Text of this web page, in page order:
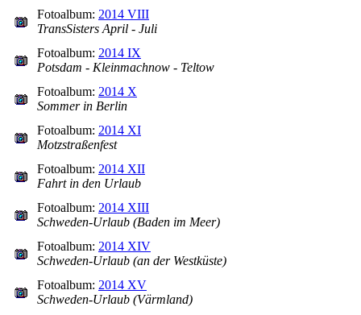
Fotoalbum: 2014 VIII
TransSisters April - Juli
Fotoalbum: 2014 IX
Potsdam - Kleinmachnow - Teltow
Fotoalbum: 2014 X
Sommer in Berlin
Fotoalbum: 2014 XI
Motzstraßenfest
Fotoalbum: 2014 XII
Fahrt in den Urlaub
Fotoalbum: 2014 XIII
Schweden-Urlaub (Baden im Meer)
Fotoalbum: 2014 XIV
Schweden-Urlaub (an der Westküste)
Fotoalbum: 2014 XV
Schweden-Urlaub (Värmland)